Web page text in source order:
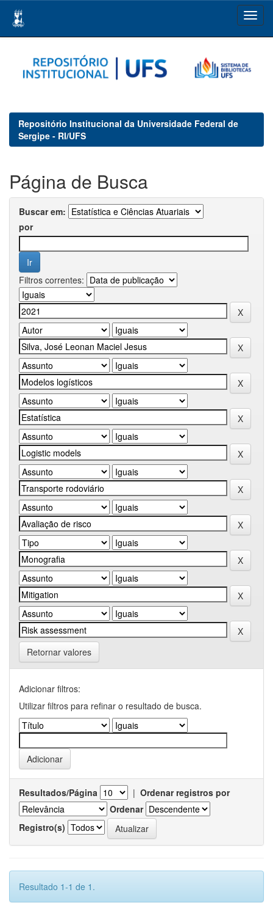
navigation
Repositório Institucional da Universidade Federal de
Sergipe - RI/UFS
Página de Busca
Buscar em:
por
Filtros correntes:
Retornar valores
Adicionar filtros:
Utilizar filtros para refinar o resultado de busca.
Resultados/Página | Ordenar registros por
Ordenar
Registro(s)
Resultado 1-1 de 1.